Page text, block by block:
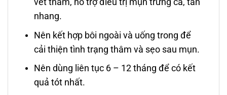
vết thâm, hỗ trợ điều trị mụn trứng cá, tàn
nhang.
Nên kết hợp bôi ngoài và uống trong để
cải thiện tình trạng thâm và sẹo sau mụn.
Nên dùng liên tục 6 – 12 tháng để có kết
quả tót nhất.